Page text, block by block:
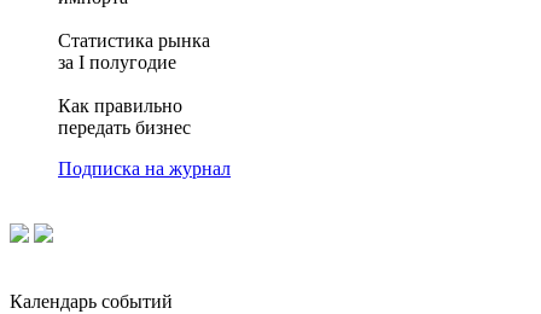
Статистика рынка
за I полугодие
Как правильно
передать бизнес
Подписка на журнал
Календарь событий